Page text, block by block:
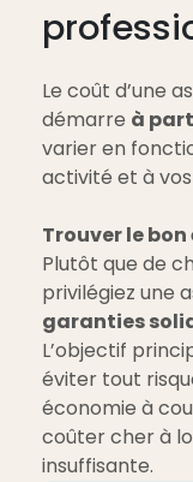
Le coût d’une
démarre à
varier en
activité et à
Trouver le
Plutôt que de
privilégiez une
garanties
L’objectif
éviter tout
économie à
coûter cher à
insuffisante.